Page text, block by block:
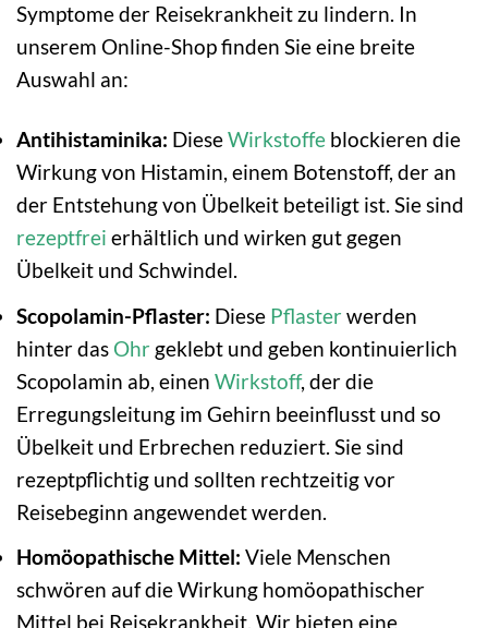
Symptome der Reisekrankheit zu lindern. In
unserem Online-Shop finden Sie eine breite
Auswahl an:
Antihistaminika: DieseWirkstoffe blockieren die
Wirkung von Histamin, einem Botenstoff, der an
der Entstehung von Übelkeit beteiligt ist. Sie sind
rezeptfrei erhältlich und wirken gut gegen
Übelkeit und Schwindel.
Scopolamin-Pflaster: Diese Pflasterwerden
hinter das Ohr geklebt und geben kontinuierlich
Scopolamin ab, einen Wirkstoff, der die
Erregungsleitung im Gehirn beeinflusst und so
Übelkeit und Erbrechen reduziert. Sie sind
rezeptpflichtig und sollten rechtzeitig vor
Reisebeginn angewendet werden.
Homöopathische Mittel: Viele Menschen
schwören auf die Wirkung homöopathischer
Mittel bei Reisekrankheit. Wir bieten eine